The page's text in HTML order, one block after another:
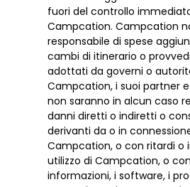
fuori del controllo
Campcation. Campcation
responsabile di spese
cambi di itinerario o
adottati da governi o
Campcation, i suoi partner
non saranno in alcun caso
danni diretti o indiretti o
derivanti da o in
Campcation, o con ritardi o
utilizzo di Campcation, o
informazioni, i software, i